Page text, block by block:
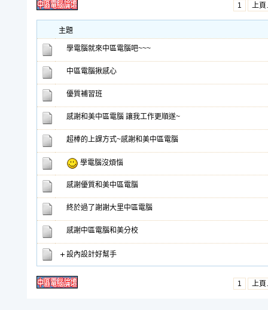
1 上
主題
學電腦就來中區電腦吧~~~
中區電腦揪感心
優質補習班
感謝和美中區電腦 讓我工作更順遂~
超棒的上課方式~感謝和美中區電腦
學電腦沒煩惱
感謝優質和美中區電腦
終於過了謝謝大里中區電腦
感謝中區電腦和美分校
設內設計好幫手
1 上